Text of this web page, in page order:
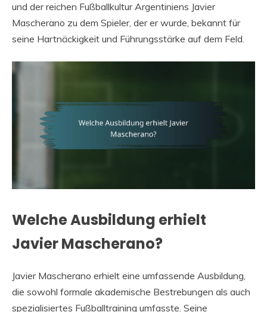
und der reichen Fußballkultur Argentiniens Javier
Mascherano zu dem Spieler, der er wurde, bekannt für
seine Hartnäckigkeit und Führungsstärke auf dem Feld.
Welche Ausbildung erhielt
Javier Mascherano?
Javier Mascherano erhielt eine umfassende Ausbildung,
die sowohl formale akademische Bestrebungen als auch
spezialisiertes Fußballtraining umfasste. Seine